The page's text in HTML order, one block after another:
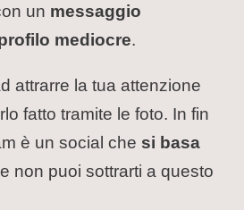
un messaggio
mediocre.
attrarre la tua attenzione
fatto tramite le foto. In fin
è un social che si basa
non puoi sottrarti a questo